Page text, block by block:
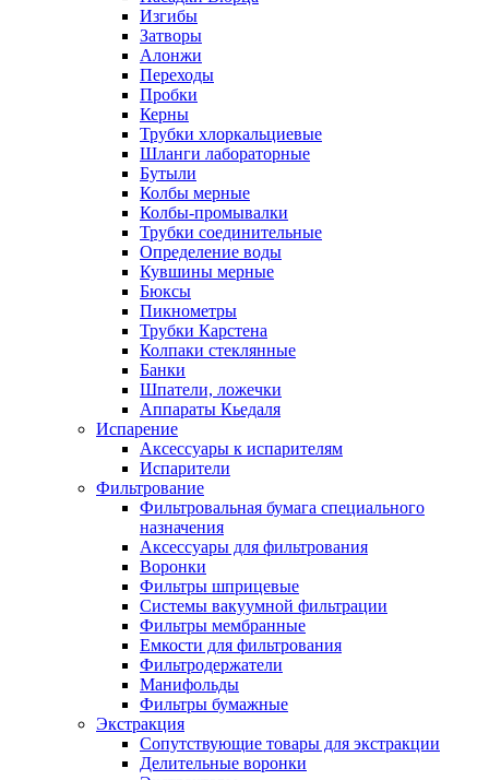
Изгибы
Затворы
Алонжи
Переходы
Пробки
Керны
Трубки хлоркальциевые
Шланги лабораторные
Бутыли
Колбы мерные
Колбы-промывалки
Трубки соединительные
Определение воды
Кувшины мерные
Бюксы
Пикнометры
Трубки Карстена
Колпаки стеклянные
Банки
Шпатели, ложечки
Аппараты Кьедаля
Испарение
Аксессуары к испарителям
Испарители
Фильтрование
Фильтровальная бумага специального
назначения
Аксессуары для фильтрования
Воронки
Фильтры шприцевые
Системы вакуумной фильтрации
Фильтры мембранные
Емкости для фильтрования
Фильтродержатели
Манифольды
Фильтры бумажные
Экстракция
Сопутствующие товары для экстракции
Делительные воронки